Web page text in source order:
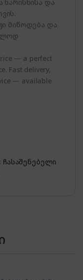
და
მიწოდება და
— a perfect
Fast delivery,
— available
ჩასაშენებელი